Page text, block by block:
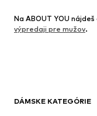
DÁMSKE KATEGÓRIE
Na ABOUT YOU
výpredaji pre mužov.